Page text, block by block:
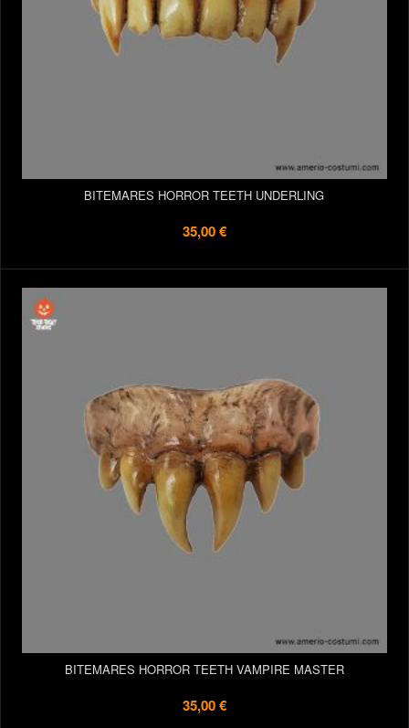
BITEMARES HORROR TEETH UNDERLING
35,00 €
BITEMARES HORROR TEETH VAMPIRE MASTER
35,00 €